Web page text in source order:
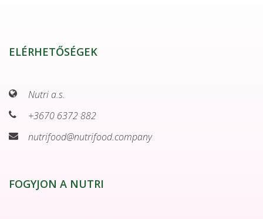
ELÉRHETŐSÉGEK
Nutri a.s.
+3670 6372 882
nutrifood@nutrifood.company
FOGYJON A NUTRI